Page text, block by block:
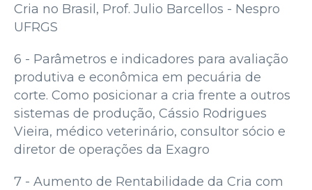
Cria no Brasil, Prof. Julio Barcellos - Nespro
UFRGS
6 - Parâmetros e indicadores para avaliação
produtiva e econômica em pecuária de
corte. Como posicionar a cria frente a outros
sistemas de produção, Cássio Rodrigues
Vieira, médico veterinário, consultor sócio e
diretor de operações da Exagro
7 - Aumento de Rentabilidade da Cria com